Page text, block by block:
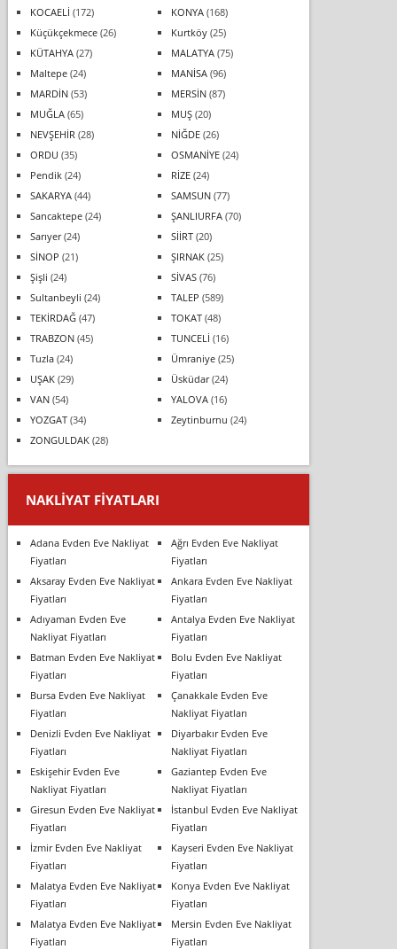
KOCAELİ (172) KONYA(168)
Küçükçekmece(26) Kurtköy(25)
KÜTAHYA(27) MALATYA(75)
Maltepe(24) MANİSA(96)
MARDİN(53) MERSİN(87)
MUĞLA(65) MUŞ(20)
NEVŞEHİR (28) NİĞDE(26)
ORDU (35) OSMANİYE(24)
Pendik(24) RİZE(24)
SAKARYA(44) SAMSUN(77)
Sancaktepe(24) ŞANLIURFA(70)
Sarıyer(24) SİİRT(20)
SİNOP (21) ŞIRNAK(25)
Şişli (24) SİVAS(76)
Sultanbeyli (24) TALEP (589)
TEKİRDAĞ(47) TOKAT(48)
TRABZON(45) TUNCELİ (16)
Tuzla(24) Ümraniye(25)
UŞAK(29) Üsküdar(24)
VAN(54) YALOVA(16)
YOZGAT(34) Zeytinburnu (24)
ZONGULDAK(28)
NAKLIYAT FIYATLARI
Adana Evden Eve Nakliyat
Fiyatları
Ağrı Evden Eve Nakliyat
Fiyatları
Aksaray Evden Eve Nakliyat
Fiyatları
Ankara Evden Eve Nakliyat
Fiyatları
Adıyaman Evden Eve
Nakliyat Fiyatları
Antalya Evden Eve Nakliyat
Fiyatları
Batman Evden Eve Nakliyat
Fiyatları
Bolu Evden Eve Nakliyat
Fiyatları
Bursa Evden Eve Nakliyat
Fiyatları
Çanakkale Evden Eve
Nakliyat Fiyatları
Denizli Evden Eve Nakliyat
Fiyatları
Diyarbakır Evden Eve
Nakliyat Fiyatları
Eskişehir Evden Eve
Nakliyat Fiyatları
Gaziantep Evden Eve
Nakliyat Fiyatları
Giresun Evden Eve Nakliyat
Fiyatları
İstanbul Evden Eve Nakliyat
Fiyatları
İzmir Evden Eve Nakliyat
Fiyatları
Kayseri Evden Eve Nakliyat
Fiyatları
Malatya Evden Eve Nakliyat
Fiyatları
Konya Evden Eve Nakliyat
Fiyatları
Malatya Evden Eve Nakliyat
Fiyatları
Mersin Evden Eve Nakliyat
Fiyatları